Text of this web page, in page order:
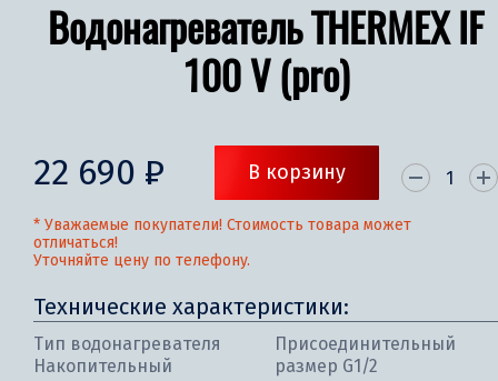
Водонагреватель THERMEX IF
100 V (pro)
22 690 ₽ В корзину
* Уважаемые покупатели! Стоимость товара может
отличаться!
Уточняйте цену по телефону.
Технические характеристики:
Тип водонагревателя
Накопительный
Присоединительный
размер G1/2